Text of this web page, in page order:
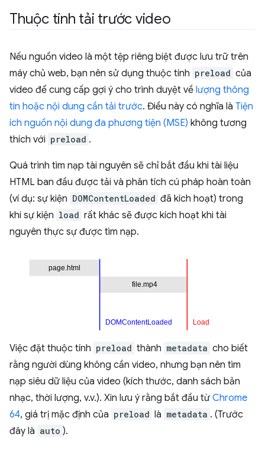
Thuộc tính tải trước video
Nếu nguồn video là một tệp riêng biệt được lưu trữ trên
máy chủ web, bạn nên sử dụng thuộc tính preload của
video để cung cấp gợi ý cho trình duyệt về lượng thông
tin hoặc nội dung cần tải trước. Điều này có nghĩa là Tiện
ích nguồn nội dung đa phương tiện (MSE) không tương
thích với preload .
Quá trình tìm nạp tài nguyên sẽ chỉ bắt đầu khi tài liệu
HTML ban đầu được tải và phân tích cú pháp hoàn toàn
(ví dụ: sự kiện DOMContentLoaded đã kích hoạt) trong
khi sự kiện load rất khác sẽ được kích hoạt khi tài
nguyên thực sự được tìm nạp.
Việc đặt thuộc tính preload thành metadata cho biết
rằng người dùng không cần video, nhưng bạn nên tìm
nạp siêu dữ liệu của video (kích thước, danh sách bản
nhạc, thời lượng, v.v.). Xin lưu ý rằng bắt đầu từ Chrome
64, giá trị mặc định của preload là metadata . (Trước
đây là auto ).